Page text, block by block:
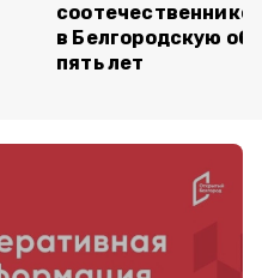
в Белгородскую
пять лет